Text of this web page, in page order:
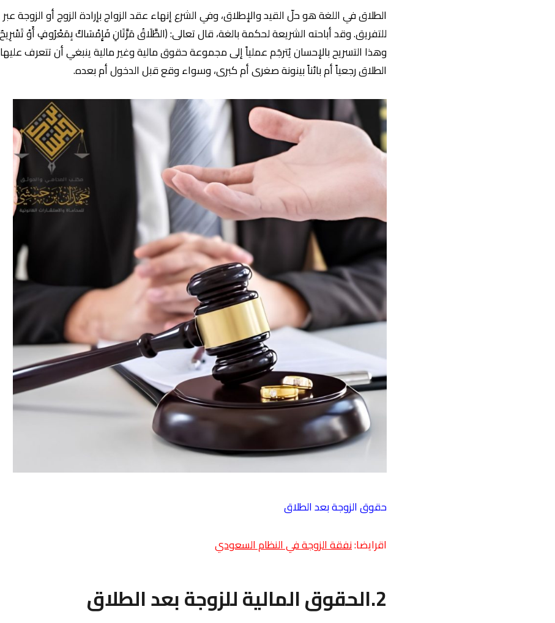
الطلاق في اللغة هو حلّ القيد والإطلاق، وفي الشرع إنهاء عقد الزواج بإرادة الزوج أو الزوجة
وهذا التسريح بالإحسان يُترجَم عملياً إلى مجموعة حقوق مالية وغير مالية ينبغي أن تتعرف
الطلاق رجعياً أم بائناً بينونة صغرى أم كبرى، وسواء وقع قبل الدخول أم بعده.
حقوق الزوجة بعد الطلاق
اقرايضا:نفقة الزوجة في النظام السعودي
2.الحقوق المالية للزوجة بعد الطلاق